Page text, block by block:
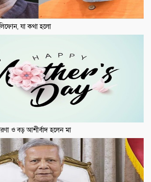
যা কথা হলো
ও বড় আশীর্বাদ হলেন মা